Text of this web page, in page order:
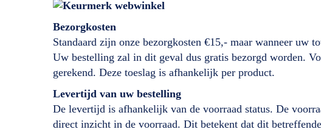
Bezorgkosten
Standaard zijn onze bezorgkosten €15,- maar wanneer uw
Uw bestelling zal in dit geval dus gratis bezorgd worden.
gerekend. Deze toeslag is afhankelijk per product.
Levertijd van uw bestelling
De levertijd is afhankelijk van de voorraad status. De
direct inzicht in de voorraad. Dit betekent dat dit